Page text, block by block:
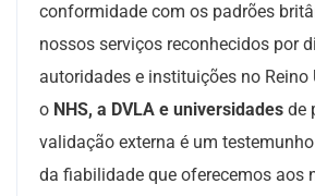
conformidade com os padrões
nossos serviços reconhecidos por
autoridades e instituições no Reino
o NHS, a DVLA e universidades de
validação externa é um
da fiabilidade que oferecemos aos